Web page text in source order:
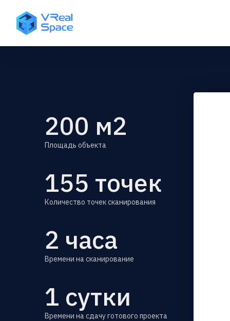
200 м2
Площадь объекта
155 точек
Количество точек сканирования
2 часа
Времени на сканирование
1 сутки
Времени на сдачу готового проекта